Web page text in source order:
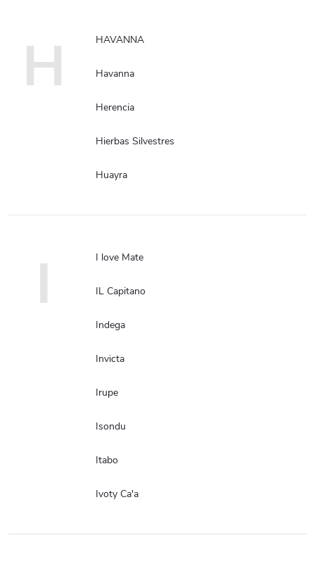
H HAVANNA
Havanna
Herencia
Hierbas Silvestres
Huayra
I I love Mate
IL Capitano
Indega
Invicta
Irupe
Isondu
Itabo
Ivoty Ca'a